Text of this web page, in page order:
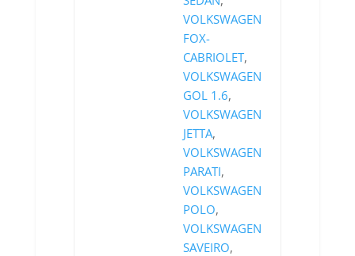
VOLKSWAGEN
FOX-
CABRIOLET,
VOLKSWAGEN
GOL 1.6,
VOLKSWAGEN
JETTA,
VOLKSWAGEN
PARATI,
VOLKSWAGEN
POLO,
VOLKSWAGEN
SAVEIRO,